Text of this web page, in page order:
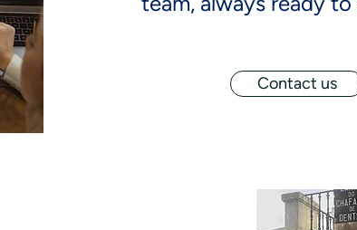
Contact us